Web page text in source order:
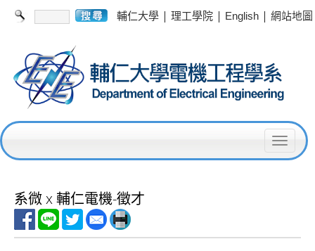
輔仁大學 | 理工學院 | English | 網站地圖
T
l
系微 x 輔仁電機-徵才